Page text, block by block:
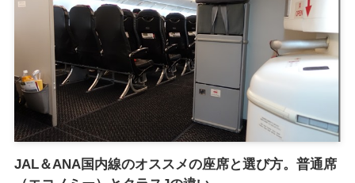
JAL＆ANA国内線のオススメの座席と選び方。普通席